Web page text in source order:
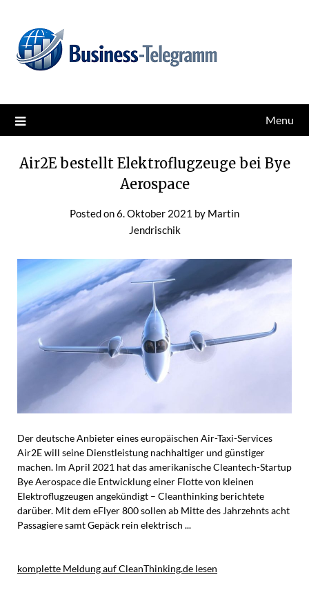
content
Business-Telegramm
Menu
Air2E bestellt Elektroflugzeuge bei Bye
Aerospace
Posted on6. Oktober 2021 by Martin
Jendrischik
Der deutsche Anbieter eines europäischen Air-Taxi-Services
Air2E will seine Dienstleistung nachhaltiger und günstiger
machen. Im April 2021 hat das amerikanische Cleantech-Startup
Bye Aerospace die Entwicklung einer Flotte von kleinen
Elektroflugzeugen angekündigt – Cleanthinking berichtete
darüber. Mit dem eFlyer 800 sollen ab Mitte des Jahrzehnts acht
Passagiere samt Gepäck rein elektrisch ...
komplette Meldung auf CleanThinking.de lesen